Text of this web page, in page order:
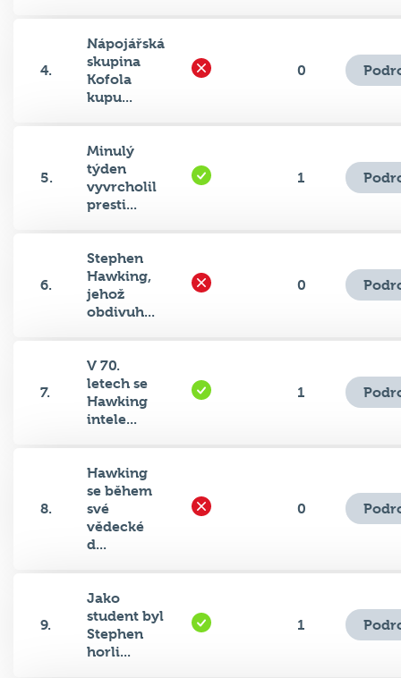
4.
Nápojářská
skupina
Kofola
kupu...
0
5.
Minulý
týden
vyvrcholil
presti...
1
6.
Stephen
Hawking,
jehož
obdivuh...
0
7.
V 70.
letech se
Hawking
intele...
1
8.
Hawking
se během
své
vědecké
d...
0
9.
Jako
student byl
Stephen
horli...
1